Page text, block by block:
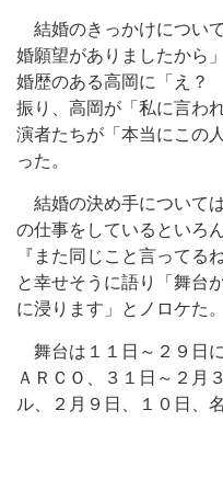
結婚のきっかけについ
婚願望がありましたから
婚歴のある高岡に「え？
振り、高岡が「私に言わ
演者たちが「本当にこの
った。
結婚の決め手について
の仕事をしているといろ
『また同じこと言ってる
と幸せそうに語り「舞台
に浸ります」とノロケた。
舞台は１１日～２９日
ＡＲＣＯ、３１日～２月
ル、２月９日、１０日、